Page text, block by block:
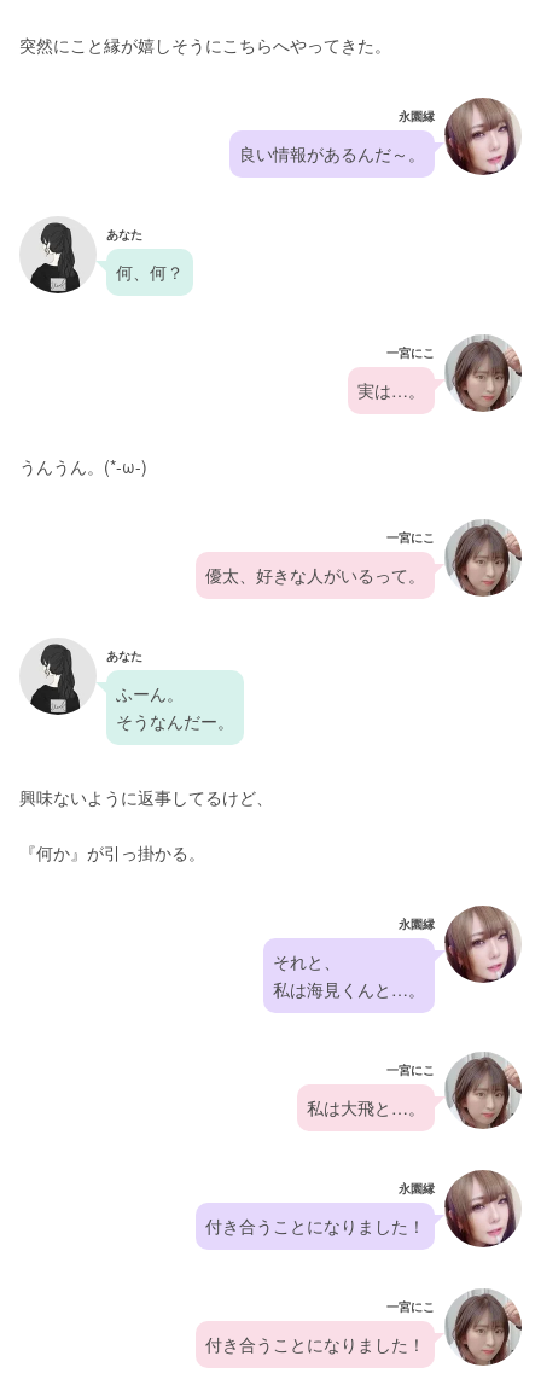
突然にこと縁が嬉しそうにこちらへやってきた。
永園縁
良い情報があるんだ～。
あなた
何、何？
一宮にこ
実は…。
うんうん。(*-ω-)
一宮にこ
優太、好きな人がいるって。
あなた
ふーん。
そうなんだー。
興味ないように返事してるけど、
『何か』が引っ掛かる。
永園縁
それと、
私は海見くんと…。
一宮にこ
私は大飛と…。
永園縁
付き合うことになりました！
一宮にこ
付き合うことになりました！